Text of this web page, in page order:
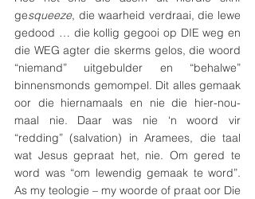
gesqueeze, die waarheid verdraai, die lewe
gedood … die kollig gegooi op DIE weg en
die WEG agter die skerms gelos, die woord
“niemand” uitgebulder en “behalwe”
binnensmonds gemompel. Dit alles gemaak
oor die hiernamaals en nie die hier-nou-
maal nie. Daar was nie ‘n woord vir
“redding” (salvation) in Aramees, die taal
wat Jesus gepraat het, nie. Om gered te
word was “om lewendig gemaak te word”.
As my teologie – my woorde of praat oor Die